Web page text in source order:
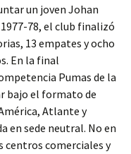
un joven Johan
78, el club finalizó
13 empates y ocho
En la final
Pumas de la
bajo el formato de
Atlante y
en sede neutral. No en
centros comerciales y